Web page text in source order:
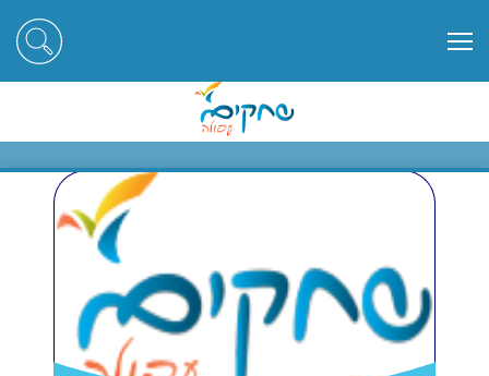
יצירה וחוויה חנ"מ - יצירה וחוויה
חנ"מ